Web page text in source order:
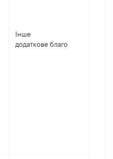
Інше
додаткове благо